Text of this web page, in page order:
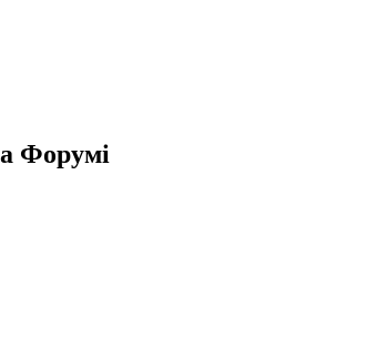
Форумі